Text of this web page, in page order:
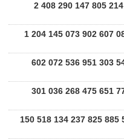
2 408 290 147 805
1 204 145 073 902 607
602 072 536 951 303
301 036 268 475 651
150 518 134 237 825 885